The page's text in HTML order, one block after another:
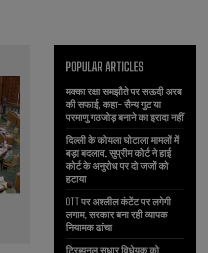
POPULAR ARTICLES
मक्का रक्षा समझौते पर सऊदी अरब
की सफाई, कहा- सैन्य गुट या
परमाणु गठजोड़ बनाने का इरादा नहीं
दिल्ली के कोयला घोटाला मामलों में
बड़ा बदलाव, सुप्रीम कोर्ट ने हाई
कोर्ट के अनुरोध पर दो जजों को
हटाया
OTT पर अश्लील कंटेंट पर लगेगी
लगाम, सरकार बना रही व्यापक
नियामक ढांचा
ट्रिब्यूनल सुधार विधेयक को